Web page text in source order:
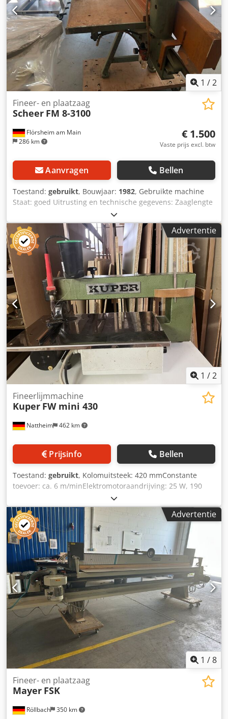
1 /2
Flörsheim am Main
286 km
Fineer- en plaatzaag
Scheer FM 8-3100
€ 1.500
Vaste prijs excl. btw
Aanvragen Bellen
Toestand: gebruikt, Bouwjaar: 1982, Gebruikte machine
Staat: goed Uitrusting en technische gegevens: Zaaglengte
mm: 3.100 Zaaghoogte mm: 45 Zaagblad diameter mm:
180 Diepte tot aanslag mm: 500 Dodpfxezk Nvte Adpock
Hoofdmotor kW: 1,8 Pneumatische spanners Achteraanslag
Gewicht ca. kg: 400 Locatie: Flörsheim Beschikbaarheid: op
korte termijn
Advertentie
1 /2
Nattheim 462 km
Fineerlijmmachine
Kuper FW mini 430
Prijsinfo Bellen
Toestand: gebruikt, Kolomuitsteek: 420 mmConstante
toevoer: ca. 6 m/minElektromotoraandrijving: 25 W, 190
V=Aansluitspanning: 110 - 235 V, 50 - 60 HzTotale
aansluitwaarde: 110 WWarmtekop: ca. 75 WNettogewicht:
ca. 22 kg met voetpedaal Dcjdpfx Adex Upgcspek
Opslaglocatie: Nattheim
Advertentie
1 /8
Röllbach 350 km
Fineer- en plaatzaag
Mayer FSK